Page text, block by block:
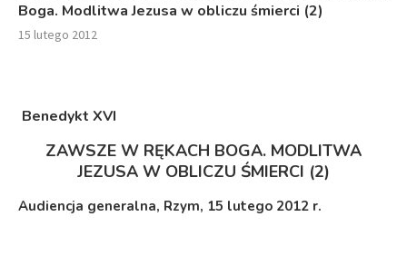
Boga. Modlitwa Jezusa w obliczu śmierci (2)
15 lutego 2012
Benedykt XVI
ZAWSZE W RĘKACH BOGA. MODLITWA
JEZUSA W OBLICZU ŚMIERCI (2)
Audiencja generalna, Rzym, 15 lutego 2012 r.